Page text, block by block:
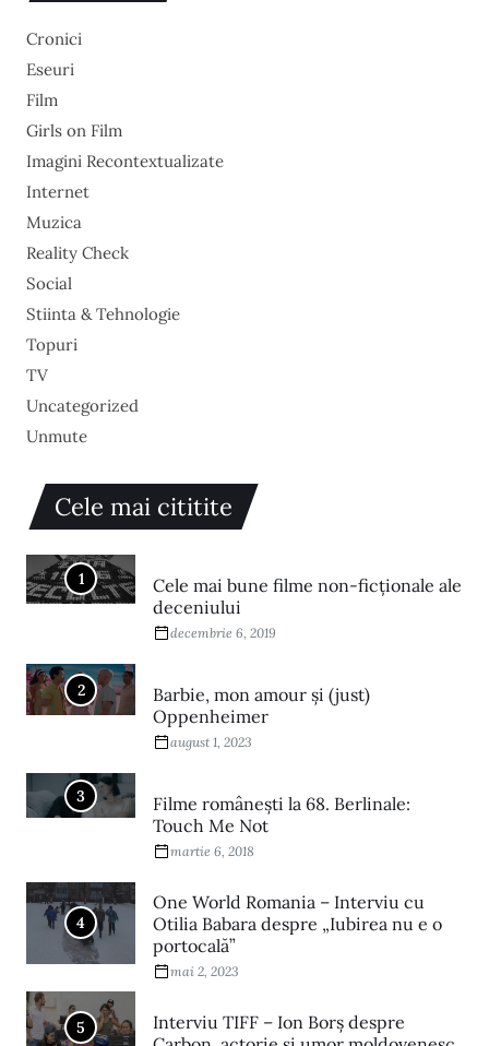
Cronici
Eseuri
Film
Girls on Film
Imagini Recontextualizate
Internet
Muzica
Reality Check
Social
Stiinta & Tehnologie
Topuri
TV
Uncategorized
Unmute
Cele mai cititite
1
Cele mai bune filme non-ficționale ale
deceniului
decembrie 6, 2019
2
Barbie, mon amour și (just)
Oppenheimer
august 1, 2023
3
Filme româneşti la 68. Berlinale:
Touch Me Not
martie 6, 2018
4
One World Romania – Interviu cu
Otilia Babara despre „Iubirea nu e o
portocală”
mai 2, 2023
5
Interviu TIFF – Ion Borș despre